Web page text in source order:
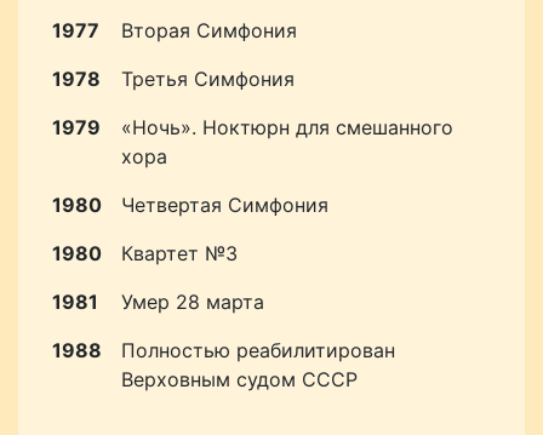
1977
Вторая Симфония
1978
Третья Симфония
1979
«Ночь». Ноктюрн для смешанного
хора
1980
Четвертая Симфония
1980
Квартет №3
1981
Умер 28 марта
1988
Полностью реабилитирован
Верховным судом СССР